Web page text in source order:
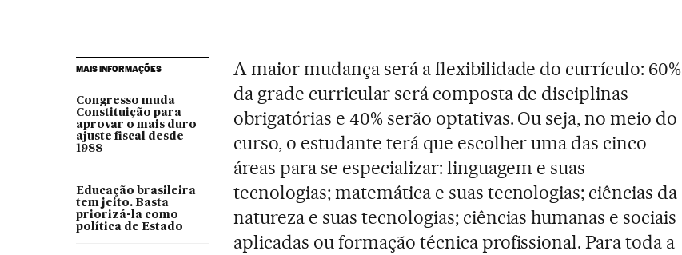
MAIS INFORMAÇÕES
Congresso muda
Constituição para
aprovar o mais duro
ajuste fiscal desde
1988
Educação brasileira
tem jeito. Basta
priorizá-la como
política de Estado
A maior mudança será a flexibilidade do currículo: 60%
da grade curricular será composta de disciplinas
obrigatórias e 40% serão optativas. Ou seja, no meio do
curso, o estudante terá que escolher uma das cinco
áreas para se especializar: linguagem e suas
tecnologias; matemática e suas tecnologias; ciências da
natureza e suas tecnologias; ciências humanas e sociais
aplicadas ou formação técnica profissional. Para toda a